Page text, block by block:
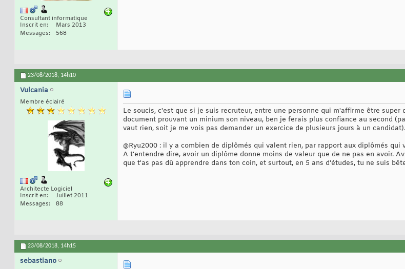
Consultant informatique
Inscrit en
Mars 2013
Messages
568
23/08/2018, 14h10
Vulcania
Membre éclairé
Architecte Logiciel
Inscrit en
Juillet 2011
Messages
88
Le soucis, c'est que si je suis recruteur, entre une personne qui m'affirme être
document prouvant un minium son niveau, ben je ferais plus confiance au second
vaut rien, soit je me vois pas demander un exercice de plusieurs jours à un candidat).
@Ryu2000 : il y a combien de diplômés qui valent rien, par rapport aux diplômés
A t'entendre dire, avoir un diplôme donne moins de valeur que de ne pas en avoir.
que t'as pas dû apprendre dans ton coin, et surtout, en 5 ans d'études, tu ne suis
23/08/2018, 14h15
sebastiano